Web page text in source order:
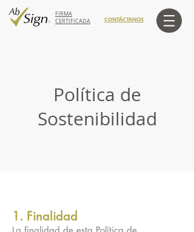
FIRMA
CERTIFICADA
CONTÁCTANOS
Política de
Sostenibilidad
1. Finalidad